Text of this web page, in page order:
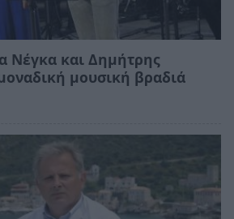
Νέγκα και Δημήτρης
μουσική βραδιά